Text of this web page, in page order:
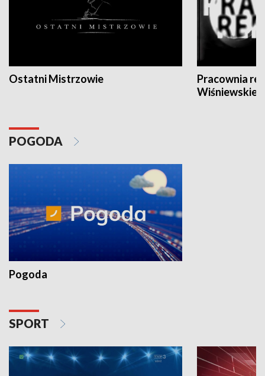
Ostatni Mistrzowie
Pracownia
POGODA
Pogoda
SPORT